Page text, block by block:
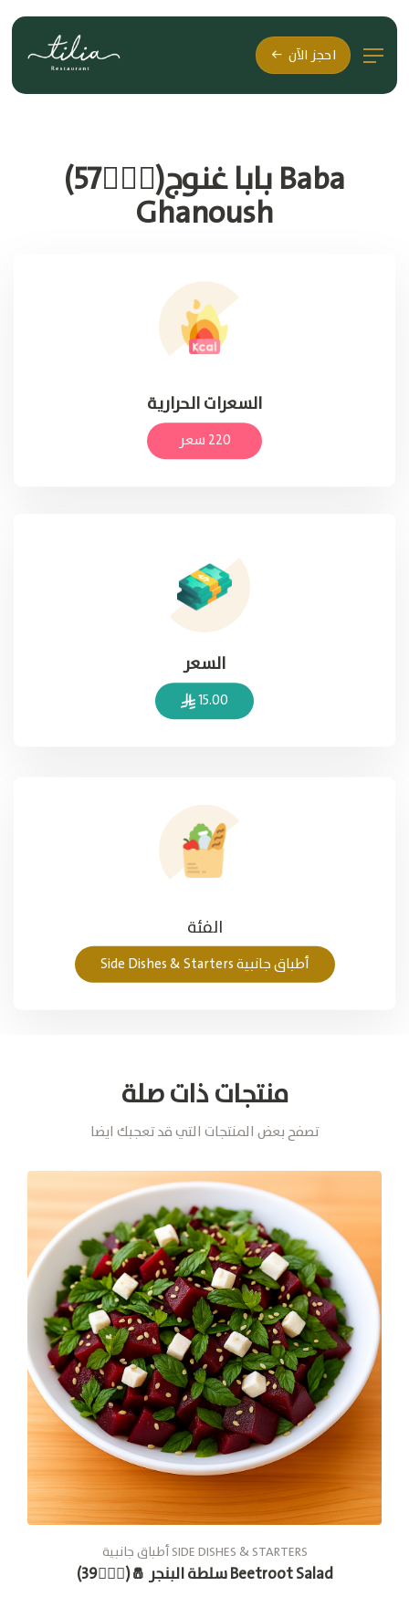
احجز الآن
بابا غنوج(🚶🏽‍♂57) Baba
Ghanoush
السعرات الحرارية
220 سعر
السعر
15.00
الفئة
أطباق جانبية Side Dishes & Starters
منتجات ذات صلة
تصفح بعض المنتجات التي قد تعجبك ايضا
أطباق جانبية SIDE DISHES & STARTERS
سلطة البنجر 🧂(🚶🏽‍♂️39) Beetroot Salad